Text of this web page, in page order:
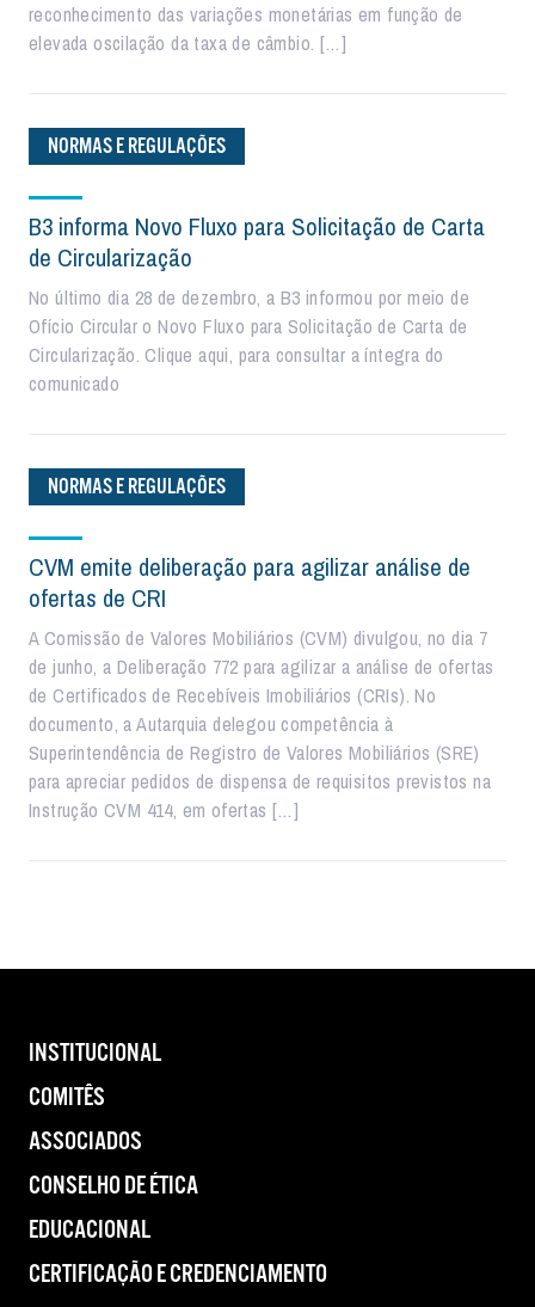
reconhecimento das variações monetárias em função de
elevada oscilação da taxa de câmbio. […]
NORMAS E REGULAÇÕES
B3 informa Novo Fluxo para Solicitação de Carta
de Circularização
No último dia 28 de dezembro, a B3 informou por meio de
Ofício Circular o Novo Fluxo para Solicitação de Carta de
Circularização. Clique aqui, para consultar a íntegra do
comunicado
NORMAS E REGULAÇÕES
CVM emite deliberação para agilizar análise de
ofertas de CRI
A Comissão de Valores Mobiliários (CVM) divulgou, no dia 7
de junho, a Deliberação 772 para agilizar a análise de ofertas
de Certificados de Recebíveis Imobiliários (CRIs). No
documento, a Autarquia delegou competência à
Superintendência de Registro de Valores Mobiliários (SRE)
para apreciar pedidos de dispensa de requisitos previstos na
Instrução CVM 414, em ofertas […]
INSTITUCIONAL
COMITÊS
ASSOCIADOS
CONSELHO DE ÉTICA
EDUCACIONAL
CERTIFICAÇÃO E CREDENCIAMENTO